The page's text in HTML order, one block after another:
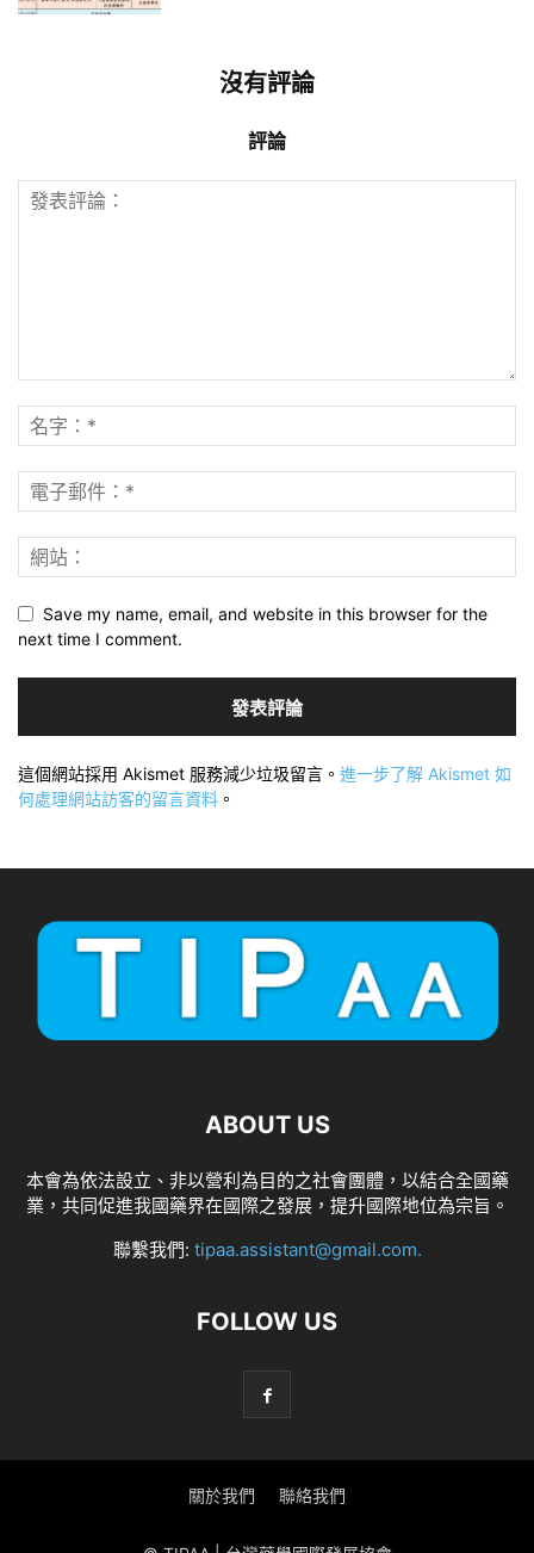
沒有評論
評論
Save my name, email, and website in this browser for the
next time I comment.
這個網站採用 Akismet 服務減少垃圾留言。 進一步了解 Akismet 如
何處理網站訪客的留言資料 。
ABOUT US
本會為依法設立、非以營利為目的之社會團體，以結合全國藥
業，共同促進我國藥界在國際之發展，提升國際地位為宗旨。
聯繫我們: tipaa.assistant@gmail.com.
FOLLOW US
關於我們 聯絡我們